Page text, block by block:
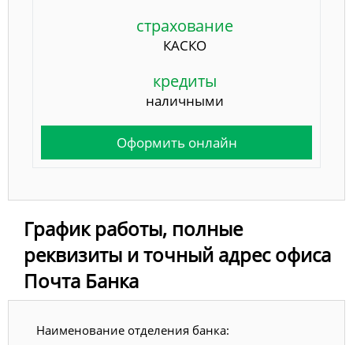
страхование
КАСКО
кредиты
наличными
Оформить онлайн
График работы, полные
реквизиты и точный адрес офиса
Почта Банка
Наименование отделения банка: